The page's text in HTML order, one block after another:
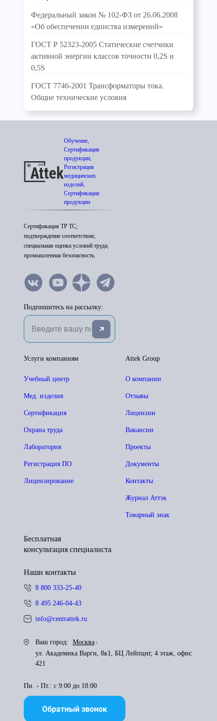
Федеральный закон № 102-ФЗ от 26.06.2008
«Об обеспечении единства измерений»
ГОСТ Р 52323-2005 Статические счетчики
активной энергии классов точности 0,2S и
0,5S
ГОСТ 7746-2001 Трансформаторы тока.
Общие технические условия
Обучение,
Сертификация
продукции,
Регистрация
медицинских
изделий,
Сертификация
продукции
Сертификация ТР ТС;
подтверждение соответствия;
специальная оценка условий труда;
промышленная безопасность.
Подпишитесь на рассылку:
Attek Group
О компании
Отзывы
Лицензии
Вакансии
Проекты
Документы
Контакты
Журнал Аттэк
Товарный знак
Услуги компаниям
Учебный центр
Мед. изделия
Сертификация
Охрана труда
Лаборатория
Регистрация ПО
Лицензирование
Бесплатная
консультация специалиста
Наши контакты
8 800 333-25-40
8 495 246-04-43
info@centrattek.ru
Ваш город:
Москва
ул. Академика Варги, 8к1, БЦ Лейпциг, 4 этаж, офис
421
Пн. - Пт.: с 9:00 до 18:00
Обратный звонок